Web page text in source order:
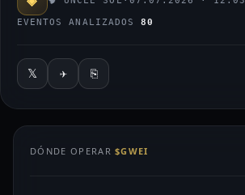
EVENTOS ANALIZADOS 80
𝕏 ✈ ⎘
DÓNDE OPERAR$GWEI